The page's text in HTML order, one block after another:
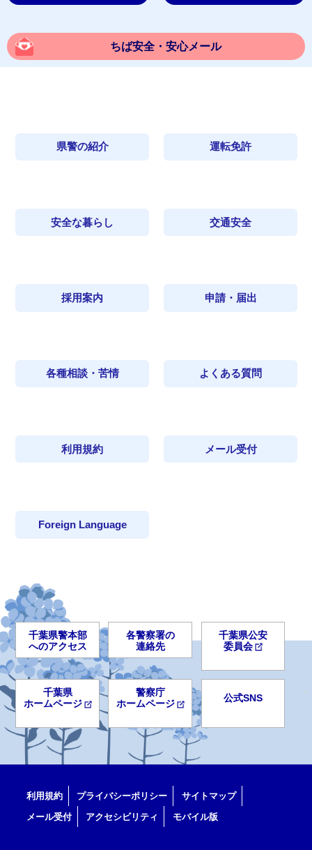
ちば安全・安心メール
県警の紹介 運転免許
安全な暮らし 交通安全
採用案内 申請・届出
各種相談・苦情 よくある質問
利用規約 メール受付
Foreign Language
千葉県警本部
へのアクセス
各警察署の
連絡先
千葉県公安
委員会
千葉県
ホームページ
警察庁
ホームページ
公式SNS
利用規約 プライバシーポリシー
サイトマップ
メール受付
アクセシビリティ モバイル版